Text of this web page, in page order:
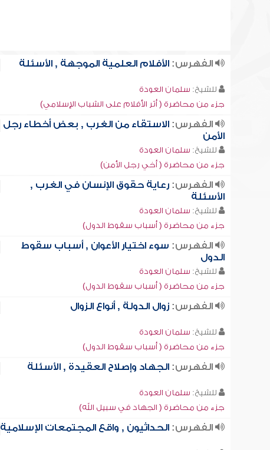
الفهرس:الأفلام العلمية الموجهة , الأسئلة
للشيخ: سلمان العودة
جزء من محاضرة ( أثر الأفلام على الشباب الإسلامي)
الفهرس:الاستقاء من الغرب , بعض أخطاء رجل
الأمن
للشيخ: سلمان العودة
جزء من محاضرة ( أخي رجل الأمن)
الفهرس:رعاية حقوق الإنسان في الغرب ,
الأسئلة
للشيخ: سلمان العودة
جزء من محاضرة ( أسباب سقوط الدول)
الفهرس: سوء اختيار الأعوان , أسباب سقوط
الدول
للشيخ: سلمان العودة
جزء من محاضرة ( أسباب سقوط الدول)
الفهرس:زوال الدولة , أنواع الزوال
للشيخ: سلمان العودة
جزء من محاضرة ( أسباب سقوط الدول)
الفهرس:الجهاد وإصلاح العقيدة , الأسئلة
للشيخ: سلمان العودة
جزء من محاضرة ( الجهاد في سبيل الله)
الفهرس:الحداثيون , واقع المجتمعات الإسلامية